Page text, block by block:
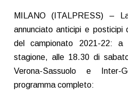
MILANO (ITALPRESS) –
annunciato anticipi e posticipi
del campionato 2021-22:
stagione, alle 18.30 di
Verona-Sassuolo e
programma completo: